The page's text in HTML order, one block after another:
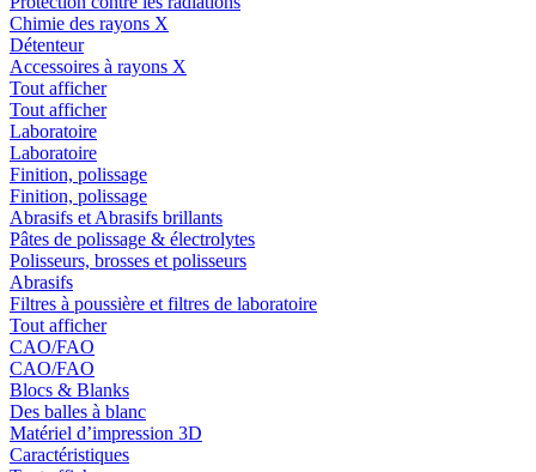
Chimie des rayons X
Détenteur
Accessoires à rayons X
Tout afficher
Tout afficher
Laboratoire
Laboratoire
Finition, polissage
Finition, polissage
Abrasifs et Abrasifs brillants
Pâtes de polissage & électrolytes
Polisseurs, brosses et polisseurs
Abrasifs
Filtres à poussière et filtres de laboratoire
Tout afficher
CAO/FAO
CAO/FAO
Blocs & Blanks
Des balles à blanc
Matériel d’impression 3D
Caractéristiques